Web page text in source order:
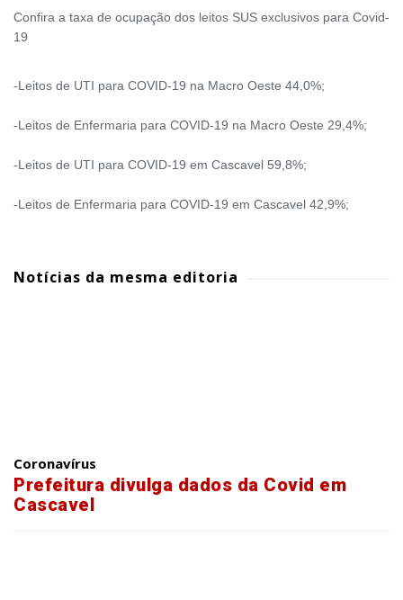
Confira a taxa de ocupação dos leitos SUS exclusivos para Covid-
19
-Leitos de UTI para COVID-19 na Macro Oeste 44,0%;
-Leitos de Enfermaria para COVID-19 na Macro Oeste 29,4%;
-Leitos de UTI para COVID-19 em Cascavel 59,8%;
-Leitos de Enfermaria para COVID-19 em Cascavel 42,9%;
Notícias da mesma editoria
Coronavírus
Prefeitura divulga dados da Covid em
Cascavel